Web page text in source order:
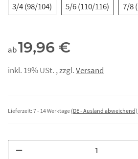
3/4 (98/104) 5/6 (110/116) 7/8
ab19,96 €
inkl. 19% USt. , zzgl.Versand
Lieferzeit: 7 - 14 Werktage (DE - Ausland abweichend)